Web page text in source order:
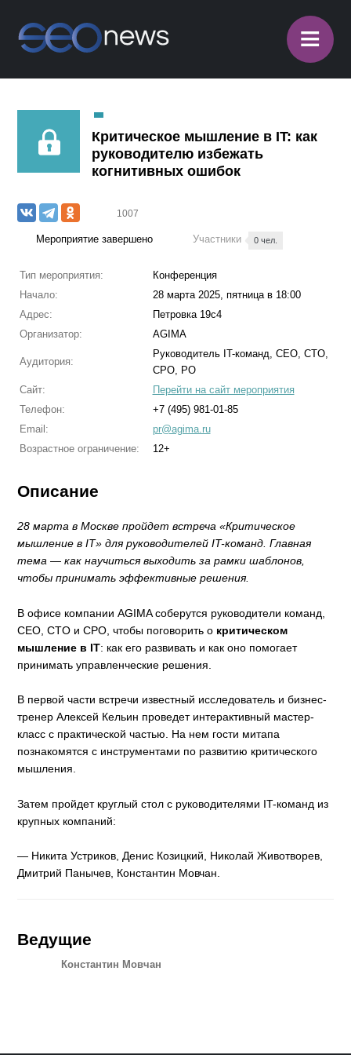
≡
Критическое мышление в IT: как
руководителю избежать
когнитивных ошибок
1007
Мероприятие завершено Участники 0 чел.
Тип мероприятия:
Конференция
Начало:
28 марта 2025, пятница в 18:00
Адрес:
Петровка 19с4
Организатор:
AGIMA
Аудитория:
Руководитель IT-команд, CEO, CTO,
CPO, PO
Сайт:
Перейти на сайт мероприятия
Телефон:
+7 (495) 981-01-85
Email:
pr@agima.ru
Возрастное ограничение:
12+
Описание
28 марта в Москве пройдет встреча «Критическое
мышление в IT» для руководителей IT-команд. Главная
тема — как научиться выходить за рамки шаблонов,
чтобы принимать эффективные решения.
В офисе компании AGIMA соберутся руководители команд,
СEO, CTO и CPO, чтобы поговорить о критическом
мышление в IT: как его развивать и как оно помогает
принимать управленческие решения.
В первой части встречи известный исследователь и бизнес-
тренер Алексей Кельин проведет интерактивный мастер-
класс с практической частью. На нем гости митапа
познакомятся с инструментами по развитию критического
мышления.
Затем пройдет круглый стол с руководителями IT-команд из
крупных компаний:
— Никита Устриков, Денис Козицкий, Николай Животворев,
Дмитрий Панычев, Константин Мовчан.
Ведущие
Константин Мовчан